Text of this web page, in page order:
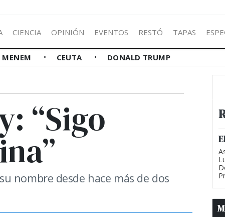
CIENCIA OPINIÓN EVENTOS RESTÓ TAPAS
CEUTA DONALD TRUMP
“Sigo
nombre desde hace más de dos